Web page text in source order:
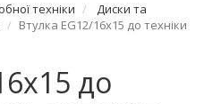
техніки
Диски та
Втулка EG12/16x15 до техніки
до